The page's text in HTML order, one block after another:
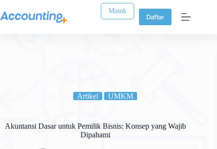
Masuk
Daftar
Artikel UMKM
Akuntansi Dasar untuk Pemilik Bisnis: Konsep yang Wajib
Dipahami